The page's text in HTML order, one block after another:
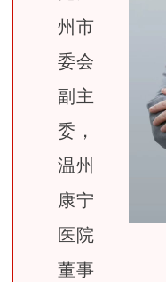
州市
委会
副主
委，
温州
康宁
医院
董事